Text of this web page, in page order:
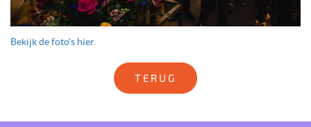
Bekijk de foto's hier.
TERUG